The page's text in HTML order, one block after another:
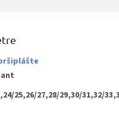
25,26/27,28/29,30/31,32/